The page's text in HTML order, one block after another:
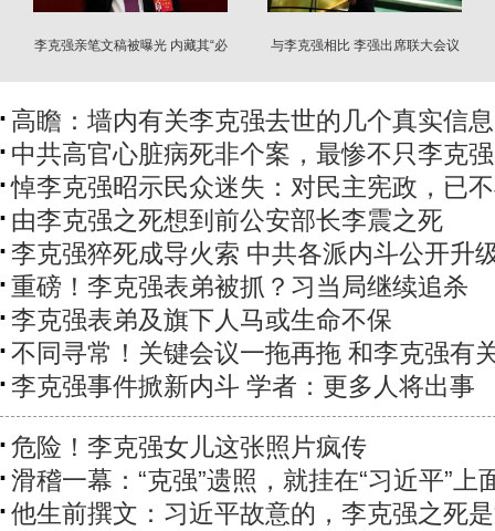
李克强亲笔文稿被曝光 内藏其“必
与李克强相比 李强出席联大会议
高瞻：墙内有关李克强去世的几个真实信息
中共高官心脏病死非个案，最惨不只李克强
悼李克强昭示民众迷失：对民主宪政，已
由李克强之死想到前公安部长李震之死
李克强猝死成导火索 中共各派内斗公开升
重磅！李克强表弟被抓？习当局继续追杀
李克强表弟及旗下人马或生命不保
不同寻常！关键会议一拖再拖 和李克强有
李克强事件掀新内斗 学者：更多人将出事
危险！李克强女儿这张照片疯传
滑稽一幕：“克强”遗照，就挂在“习近平”上
他生前撰文：习近平故意的，李克强之死是